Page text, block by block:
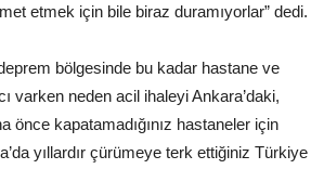
etmek için bile biraz duramıyorlar” dedi.
bölgesinde bu kadar hastane ve
varken neden acil ihaleyi Ankara’daki,
önce kapatamadığınız hastaneler için
yıllardır çürümeye terk ettiğiniz Türkiye